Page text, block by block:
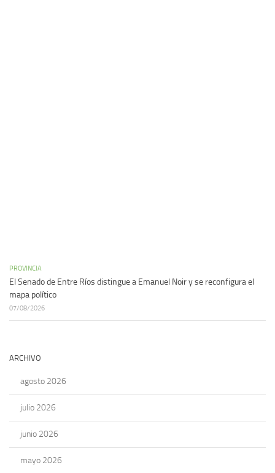
PROVINCIA
El Senado de Entre Ríos distingue a Emanuel Noir y se reconfigura el
mapa político
07/08/2026
ARCHIVO
agosto 2026
julio 2026
junio 2026
mayo 2026